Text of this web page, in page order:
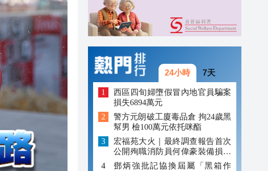
13:46
24小時 7天
西區四旬婦墮假冒內地官員騙案
損失6894萬元
警方元朗破工廈毒品倉 拘24歲黑
幫男 檢100萬元依托咪酯
宏福苑大火｜最終調查報告首次
公開殉職消防員何偉豪裝備損毀
照片
鄧炳強批記協換屆屬「黑箱作